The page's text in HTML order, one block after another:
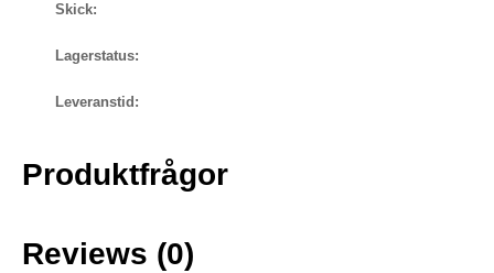
Skick:
Lagerstatus:
Leveranstid:
Produktfrågor
Reviews (0)